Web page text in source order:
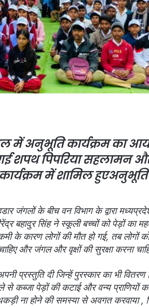
में अनुभूति कार्यक्रम का
शपथपिपरिया सहलामन
में शामिल हुएअनुभूति
जंगलों के बीच वन विभाग के द्वारा
बहादुर सिंह ने स्कूली बच्चों को पेड़ों का
के कारण लोगों की मौत हो गई, तब लोगों
और जंगल और वृक्षों की सुरक्षा करना
प्रस्तुति दी जिन्हें पुरस्कार का भी वितरण
कब्जा पेड़ों की कटाई और वन्य प्राणियों
ना होने की समस्या से अवगत करवाया ,